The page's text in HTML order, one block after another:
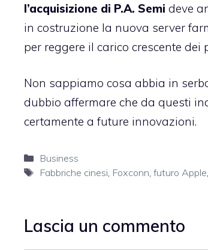
l’acquisizione di P.A. Semi deve
in costruzione la nuova server
per reggere il carico crescente dei
Non sappiamo cosa abbia in
dubbio affermare che da questi
certamente a future innovazioni.
Categorie
Business
Tag
Fabbriche cinesi Foxconn futuro Apple
Lascia un commento